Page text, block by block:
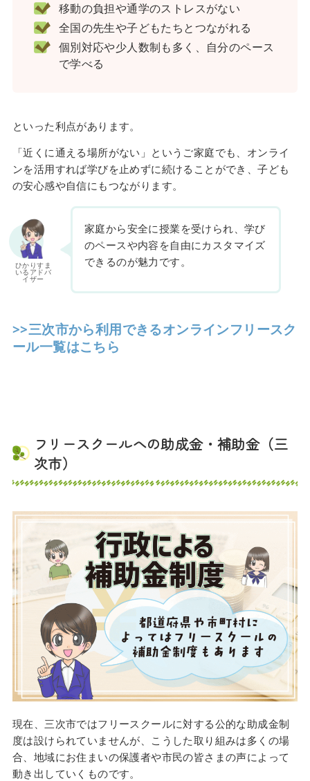
移動の負担や通学のストレスがない
全国の先生や子どもたちとつながれる
個別対応や少人数制も多く、自分のペース
で学べる
といった利点があります。
「近くに通える場所がない」というご家庭でも、オンライ
ンを活用すれば学びを止めずに続けることができ、子ども
の安心感や自信にもつながります。
ひかりすま
いるアドバ
イザー
家庭から安全に授業を受けられ、学び
のペースや内容を自由にカスタマイズ
できるのが魅力です。
>>三次市から利用できるオンラインフリースク
ール一覧はこちら
フリースクールへの助成金・補助金（三
次市）
現在、三次市ではフリースクールに対する公的な助成金制
度は設けられていませんが、こうした取り組みは多くの場
合、地域にお住まいの保護者や市民の皆さまの声によって
動き出していくものです。